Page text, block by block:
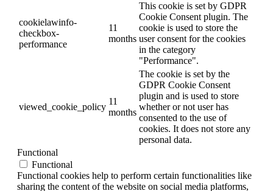
cookielawinfo-
checkbox-
performance
11
months
This cookie is set by GDPR
Cookie Consent plugin. The
cookie is used to store the
user consent for the cookies
in the category
"Performance".
viewed_cookie_policy
11
months
The cookie is set by the
GDPR Cookie Consent
plugin and is used to store
whether or not user has
consented to the use of
cookies. It does not store any
personal data.
Functional
Functional
Functional cookies help to perform certain functionalities like
sharing the content of the website on social media platforms,